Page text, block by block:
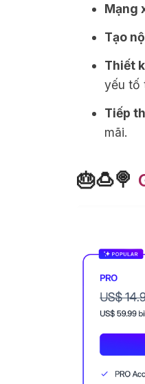
Mạng
Tạo
Thiết
yếu tố
Tiếp
mãi.
🎂🍮🍭